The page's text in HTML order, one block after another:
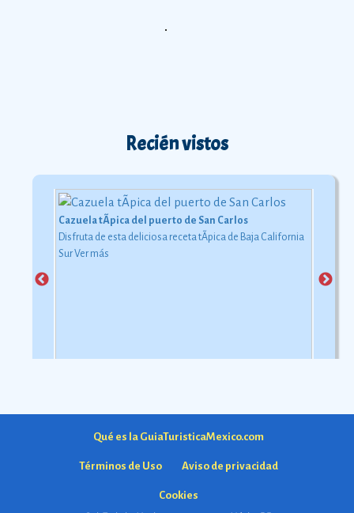
Recién vistos
Cazuela tÃ­pica del puerto de San Carlos
Disfruta de esta deliciosa receta tÃ­pica de Baja California
SurVer más
Qué es la GuiaTuristicaMexico.com
Términos de Uso Aviso de privacidad
Cookies